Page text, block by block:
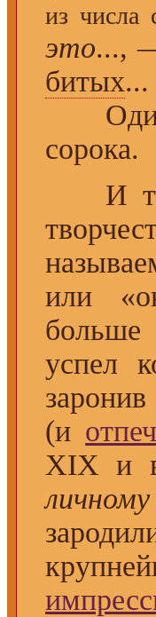
из числа
это...,
битых...
Один
сорока.
И тем
или
успел
заронив
(и
XIX и